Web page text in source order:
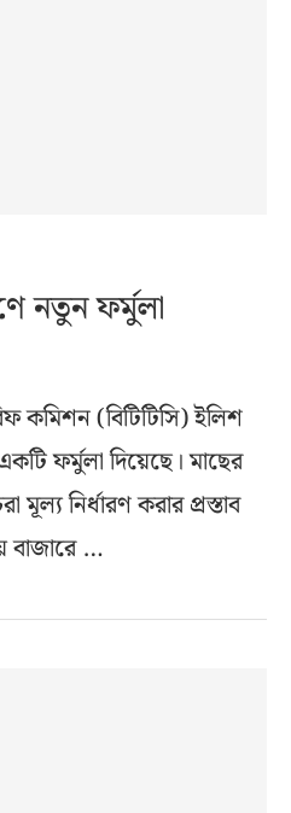
নতুন ফর্মুলা
কমিশন (বিটিটিসি) ইলিশ
ফর্মুলা দিয়েছে। মাছের
নির্ধারণ করার প্রস্তাব
বাজারে …